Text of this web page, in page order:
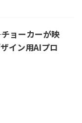
ョーカーが映
イン用AIプロ